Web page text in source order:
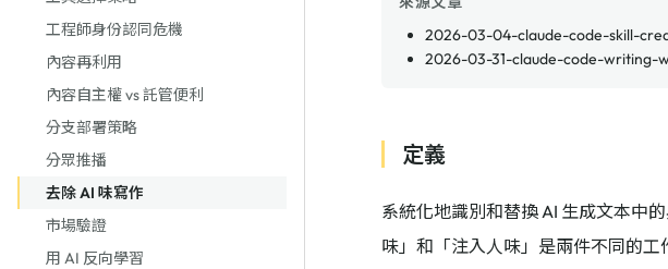
工程師身份認同危機
內容再利用
內容自主權 vs 託管便利
分支部署策略
分眾推播
去除 AI 味寫作
市場驗證
用 AI 反向學習
2026-03-04-claude-code-skill-
2026-03-31-claude-code-writing-
定義
系統化地識別和替換 AI 生成文本中
味」和「注入人味」是兩件不同的